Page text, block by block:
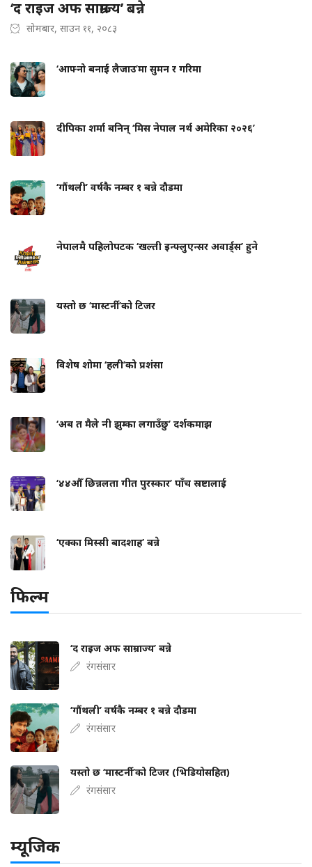
‘द राइज अफ साम्राज्य’ बन्ने
सोमबार, साउन ११, २०८३
‘आफ्नो बनाई लैजाउ’मा सुमन र गरिमा
दीपिका शर्मा बनिन् ‘मिस नेपाल नर्थ अमेरिका २०२६’
‘गौंथली’ वर्षकै नम्बर १ बन्ने दौडमा
नेपालमै पहिलोपटक ‘खल्ती इन्फ्लुएन्सर अवार्ड्स’ हुने
यस्तो छ ‘मास्टर्नी’को टिजर
विशेष शोमा ‘हली’को प्रशंसा
‘अब त मैले नी झुम्का लगाउँछु’ दर्शकमाझ
‘४४औँ छिन्नलता गीत पुरस्कार’ पाँच स्रष्टालाई
‘एक्का मिस्सी बादशाह’ बन्ने
फिल्म
‘द राइज अफ साम्राज्य’ बन्ने
रंगसंसार
‘गौंथली’ वर्षकै नम्बर १ बन्ने दौडमा
रंगसंसार
यस्तो छ ‘मास्टर्नी’को टिजर (भिडियोसहित)
रंगसंसार
म्यूजिक